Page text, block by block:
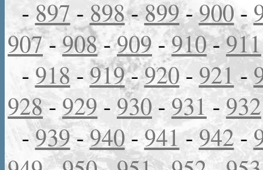
- 897 - 898-899-900-
907-908-909-910-911
- 918 -919-920 - 921 -
928-929 - 930 - 931-932
-939-940-941 -942 -